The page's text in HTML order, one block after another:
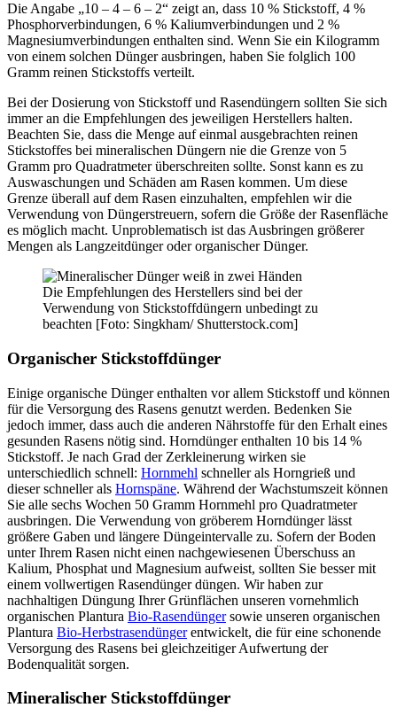
Die Angabe „10 – 4 – 6 – 2“ zeigt an, dass 10 % Stickstoff, 4 %
Phosphorverbindungen, 6 % Kaliumverbindungen und 2 %
Magnesiumverbindungen enthalten sind. Wenn Sie ein Kilogramm
von einem solchen Dünger ausbringen, haben Sie folglich 100
Gramm reinen Stickstoffs verteilt.
Bei der Dosierung von Stickstoff und Rasendüngern sollten Sie sich
immer an die Empfehlungen des jeweiligen Herstellers halten.
Beachten Sie, dass die Menge auf einmal ausgebrachten reinen
Stickstoffes bei mineralischen Düngern nie die Grenze von 5
Gramm pro Quadratmeter überschreiten sollte. Sonst kann es zu
Auswaschungen und Schäden am Rasen kommen. Um diese
Grenze überall auf dem Rasen einzuhalten, empfehlen wir die
Verwendung von Düngerstreuern, sofern die Größe der Rasenfläche
es möglich macht. Unproblematisch ist das Ausbringen größerer
Mengen als Langzeitdünger oder organischer Dünger.
Die Empfehlungen des Herstellers sind bei der
Verwendung von Stickstoffdüngern unbedingt zu
beachten [Foto: Singkham/ Shutterstock.com]
Organischer Stickstoffdünger
Einige organische Dünger enthalten vor allem Stickstoff und können
für die Versorgung des Rasens genutzt werden. Bedenken Sie
jedoch immer, dass auch die anderen Nährstoffe für den Erhalt eines
gesunden Rasens nötig sind. Horndünger enthalten 10 bis 14 %
Stickstoff. Je nach Grad der Zerkleinerung wirken sie
unterschiedlich schnell: Hornmehl schneller als Horngrieß und
dieser schneller als Hornspäne. Während der Wachstumszeit können
Sie alle sechs Wochen 50 Gramm Hornmehl pro Quadratmeter
ausbringen. Die Verwendung von gröberem Horndünger lässt
größere Gaben und längere Düngeintervalle zu. Sofern der Boden
unter Ihrem Rasen nicht einen nachgewiesenen Überschuss an
Kalium, Phosphat und Magnesium aufweist, sollten Sie besser mit
einem vollwertigen Rasendünger düngen. Wir haben zur
nachhaltigen Düngung Ihrer Grünflächen unseren vornehmlich
organischen Plantura Bio-Rasendüngersowie unseren organischen
Plantura Bio-Herbstrasendüngerentwickelt, die für eine schonende
Versorgung des Rasens bei gleichzeitiger Aufwertung der
Bodenqualität sorgen.
Mineralischer Stickstoffdünger